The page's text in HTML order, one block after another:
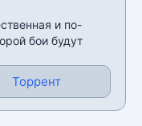
и по-
бои будут
Торрент